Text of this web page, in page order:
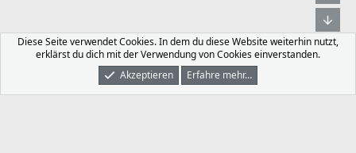
Was Ist Neu Dunkler Modus Anmelden
Diese Seite verwendet Cookies. In dem du diese Website weiterhin nutzt,
erklärst du dich mit der Verwendung von Cookies einverstanden.
Akzeptieren
Erfahre mehr…